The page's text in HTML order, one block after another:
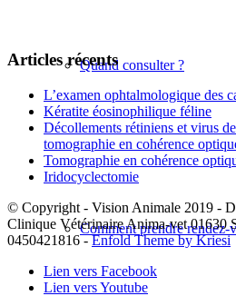
Quand consulter ?
Comment prendre rendez-
Articles récents
L’examen ophtalmologique des
Kératite éosinophilique féline
Décollements rétiniens et virus
tomographie en cohérence
Tomographie en cohérence
Iridocyclectomie
© Copyright - Vision Animale 2019 -
Clinique Vétérinaire Anima-vet 01630
0450421816 -Enfold Theme by Kriesi
Lien vers Facebook
Lien vers Youtube